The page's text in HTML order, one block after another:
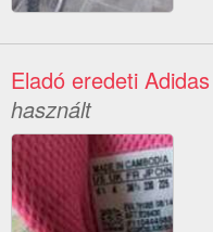
Eladó eredeti
használt